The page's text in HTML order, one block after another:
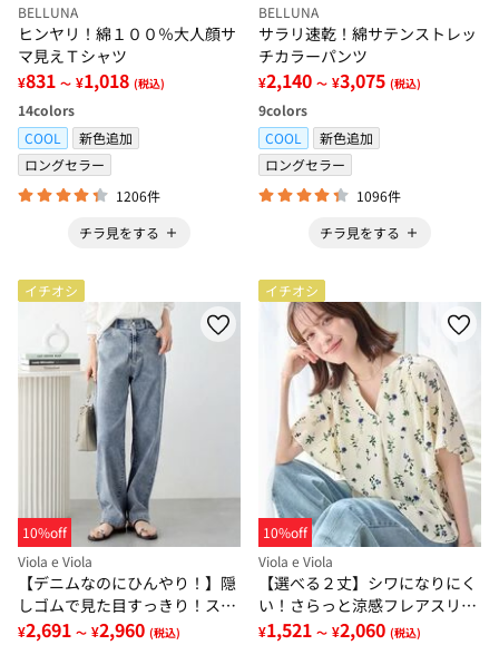
BELLUNA
ヒンヤリ！綿１００％大人顔サ
マ見えＴシャツ
¥831 ～ ¥1,018 (税込)
14colors
COOL
新色追加
ロングセラー
1206件
チラ見をする
BELLUNA
サラリ速乾！綿サテンストレッ
チカラーパンツ
¥2,140 ～ ¥3,075 (税込)
9colors
COOL
新色追加
ロングセラー
1096件
チラ見をする
イチオシ
10%off
Viola e Viola
【デニムなのにひんやり！】隠
しゴムで見た目すっきり！スト
レッチ楽ちんデニム
¥2,691 ～ ¥2,960 (税込)
イチオシ
10%off
Viola e Viola
【選べる２丈】シワになりにく
い！さらっと涼感フレアスリー
ブブラウス
¥1,521 ～ ¥2,060 (税込)